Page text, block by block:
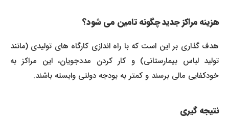
هزینه مراکز جدید چگونه تامین می شود؟
هدف گذاری بر این است که با راه اندازی کارگاه های تولیدی (مانند
تولید لباس بیمارستانی) و کار کردن مددجویان، این مراکز به
خودکفایی مالی برسند و کمتر به بودجه دولتی وابسته باشند.
نتیجه گیری